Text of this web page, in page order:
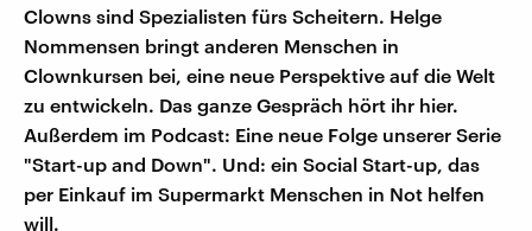
Clowns sind Spezialisten fürs Scheitern. Helge
Nommensen bringt anderen Menschen in
Clownkursen bei, eine neue Perspektive auf die Welt
zu entwickeln. Das ganze Gespräch hört ihr hier.
Außerdem im Podcast: Eine neue Folge unserer Serie
"Start-up and Down". Und: ein Social Start-up, das
per Einkauf im Supermarkt Menschen in Not helfen
will.